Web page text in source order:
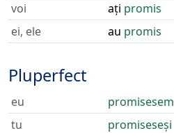
voi
ați promis
ei, ele
au promis
Pluperfect
eu
promisesem
tu
promiseseși